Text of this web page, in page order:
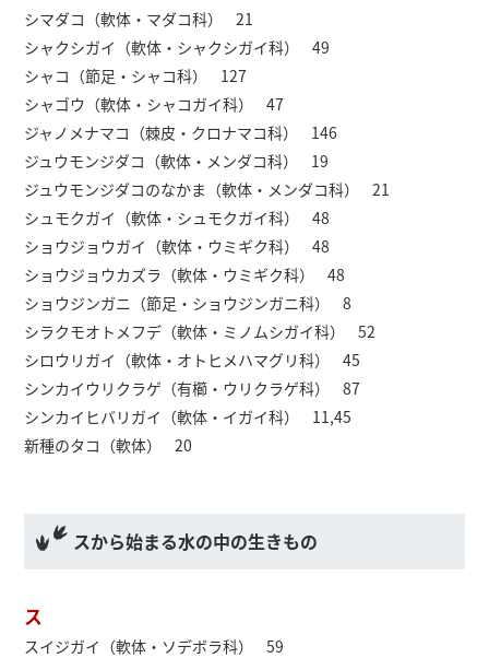
シマダコ（軟体・マダコ科） 21
シャクシガイ（軟体・シャクシガイ科） 49
シャコ（節足・シャコ科） 127
シャゴウ（軟体・シャコガイ科） 47
ジャノメナマコ（棘皮・クロナマコ科） 146
ジュウモンジダコ（軟体・メンダコ科） 19
ジュウモンジダコのなかま（軟体・メンダコ科） 21
シュモクガイ（軟体・シュモクガイ科） 48
ショウジョウガイ（軟体・ウミギク科） 48
ショウジョウカズラ（軟体・ウミギク科） 48
ショウジンガニ（節足・ショウジンガニ科） 8
シラクモオトメフデ（軟体・ミノムシガイ科） 52
シロウリガイ（軟体・オトヒメハマグリ科） 45
シンカイウリクラゲ（有櫛・ウリクラゲ科） 87
シンカイヒバリガイ（軟体・イガイ科） 11,45
新種のタコ（軟体） 20
スから始まる水の中の生きもの
ス
スイジガイ（軟体・ソデボラ科） 59